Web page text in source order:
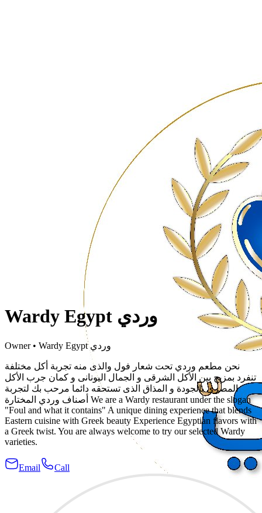
Wardy Egypt وردي
Owner• Wardy Egypt وردي
نحن مطعم وردي تحت شعار فول والذى منه تجربة أكل مختلفة
تنفرد بمزيج بين الأكل الشرقى و الجمال اليونانى و كمان جرب الأكل
المصرى بالجودة و المذاق الذى تستحقه دائما مرحب بك لتجربة
أصناف وردي المختارة We are a Wardy restaurant under the slogan
"Foul and what it contains" A unique dining experience that blends
Eastern cuisine with Greek beauty Experience Egyptian flavors with
a Greek twist. You are always welcome to try our selected Wardy
varieties.
Email Call